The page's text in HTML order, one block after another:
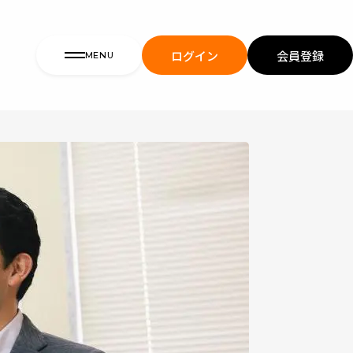
MENU ログイン 会員登録